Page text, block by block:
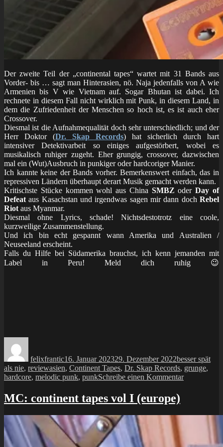
Der zweite Teil der „continental tapes“ wartet mit 31 Bands aus
Vorder- bis … sagt man Hinterasien, nö. Naja jedenfalls von A wie
Armenien bis V wie Vietnam auf. Sogar Bhutan ist dabei. Ich
rechnete in diesem Fall nicht wirklich mit Punk, in diesem Land, in
dem die Zufriedenheit der Menschen so hoch ist, es ist auch eher
Crossover.
Diesmal ist die Aufnahmequalität doch sehr unterschiedlich; und der
Herr Doktor (Dr. Skap Records) hat sicherlich durch hart
intensiver Detektivarbeit so einiges aufgestörbert, wobei es
musikalisch ruhiger zugeht. Eher grungig, crossover, dazwischen
mal ein (Wut)Ausbruch in punkiger oder hardcoriger Manier.
Ich kannte keine der Bands vorher. Bemerkenswert einfach, das in
repressiven Ländern überhaupt derart Musik gemacht werden kann.
Kritischste Stücke kommen wohl aus China SMBZ oderDay of
Defeat aus Kasachstan und irgendwas sagen mir dann doch Rebel
Riot aus Myanmar.
Diesmal ohne Lyrics, schade! Nichtsdestotrotz eine coole,
kurzweilige Zusammenstellung.
Und ich bin echt gespannt wann Amerika und Australien /
Neuseeland erscheint.
Falls du Hilfe bei Südamerika brauchst, ich kenn jemanden mit
Label in Peru! Meld dich ruhig 😉
felixfrantic16. Januar 202329. Dezember 2022besser spät
als nie, reviewSchlagwörter
asien, Continent Tapes, Dr. Skap Records, grunge,
hardcore, melodic punk, punkSchreibe einen Kommentarzu
MC: continent tapes vol I (europe)